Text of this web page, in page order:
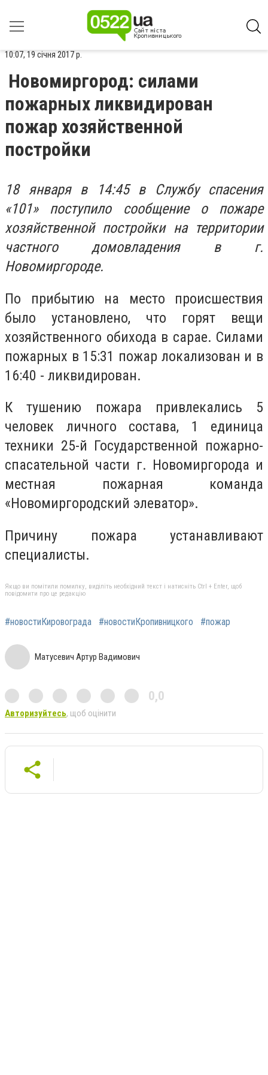
10:07, 19 січня 2017 р.
Новомиргород: силами
пожарных ликвидирован
пожар хозяйственной
постройки
18 января в 14:45 в Службу спасения
«101» поступило сообщение о пожаре
хозяйственной постройки на территории
частного домовладения в г.
Новомиргороде.
По прибытию на место происшествия
было установлено, что горят вещи
хозяйственного обихода в сарае. Силами
пожарных в 15:31 пожар локализован и в
16:40 - ликвидирован.
К тушению пожара привлекались 5
человек личного состава, 1 единица
техники 25-й Государственной пожарно-
спасательной части г. Новомиргорода и
местная пожарная команда
«Новомиргородский элеватор».
Причину пожара устанавливают
специалисты.
Якщо ви помітили помилку, виділіть необхідний текст і натисніть Ctrl + Enter, щоб
повідомити про це редакцію
#новостиКировограда #новостиКропивницкого #пожар
Матусевич Артур Вадимович
0,0
Авторизуйтесь, щоб оцінити